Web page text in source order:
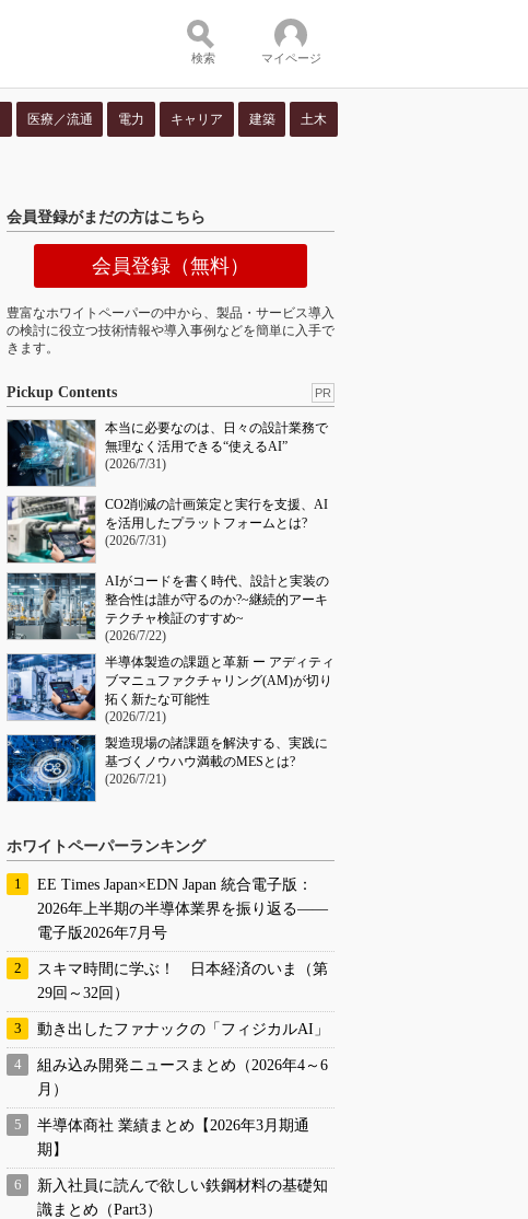
検索 マイページ
医療／流通 電力 キャリア 建築 土木
会員登録がまだの方はこちら
会員登録（無料）
豊富なホワイトペーパーの中から、製品・サービス導入
の検討に役立つ技術情報や導入事例などを簡単に入手で
きます。
Pickup Contents PR
本当に必要なのは、日々の設計業務で
無理なく活用できる“使えるAI”
(2026/7/31)
CO2削減の計画策定と実行を支援、AI
を活用したプラットフォームとは?
(2026/7/31)
AIがコードを書く時代、設計と実装の
整合性は誰が守るのか?~継続的アーキ
テクチャ検証のすすめ~
(2026/7/22)
半導体製造の課題と革新 ー アディティ
ブマニュファクチャリング(AM)が切り
拓く新たな可能性
(2026/7/21)
製造現場の諸課題を解決する、実践に
基づくノウハウ満載のMESとは?
(2026/7/21)
ホワイトペーパーランキング
EE Times Japan×EDN Japan 統合電子版：
2026年上半期の半導体業界を振り返る――
電子版2026年7月号
スキマ時間に学ぶ！ 日本経済のいま（第
29回～32回）
動き出したファナックの「フィジカルAI」
組み込み開発ニュースまとめ（2026年4～6
月）
半導体商社 業績まとめ【2026年3月期通
期】
新入社員に読んで欲しい鉄鋼材料の基礎知
識まとめ（Part3）